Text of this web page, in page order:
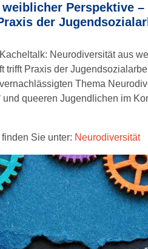
Perspektive –
der
Neurodiversität aus
trifft Praxis der
Thema
queeren Jugendlichen im
Sie unter: Neurodiversität